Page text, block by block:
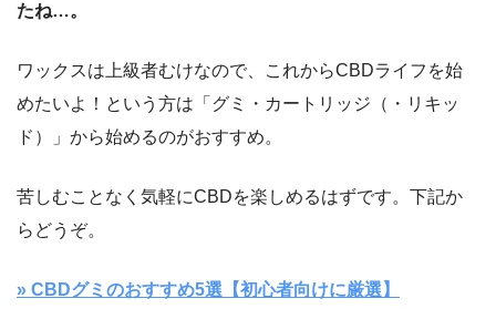
たね…。
ワックスは上級者むけなので、これからCBDライフを始
めたいよ！という方は「グミ・カートリッジ（・リキッ
ド）」から始めるのがおすすめ。
苦しむことなく気軽にCBDを楽しめるはずです。下記か
らどうぞ。
» CBDグミのおすすめ5選【初心者向けに厳選】